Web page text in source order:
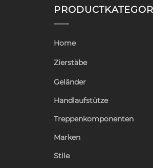
Home
Zierstäbe
Geländer
Handlaufstütze
Treppenkomponenten
Marken
Stile